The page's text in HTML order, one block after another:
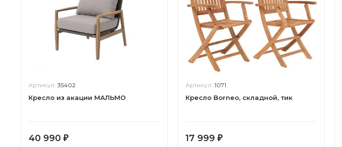
Артикул: 35402
Кресло из акации МАЛЬМО
40 990 ₽
Артикул: 1071
Кресло Borneo, складной, тик
17 999 ₽